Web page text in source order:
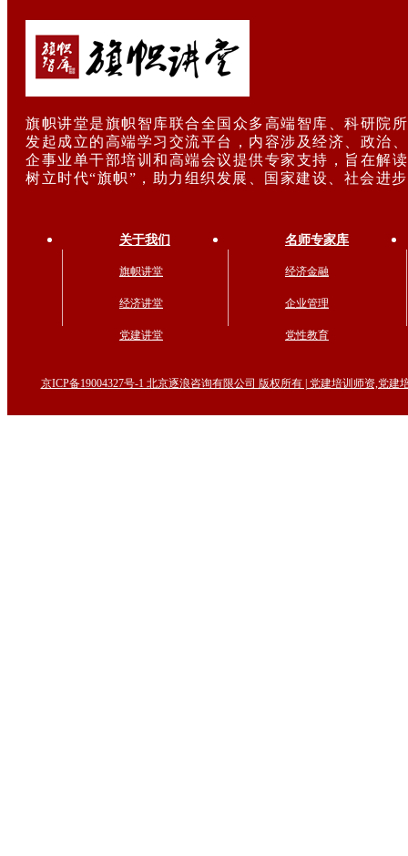
旗帜讲堂是旗帜智库联合全国众多高端智库、科研院
发起成立的高端学习交流平台，内容涉及经济、政治
企事业单干部培训和高端会议提供专家支持，旨在解
树立时代“旗帜”，助力组织发展、国家建设、社会进
关于我们
旗帜讲堂
经济讲堂
党建讲堂
名师专家库
经济金融
企业管理
党性教育
京ICP备19004327号-1 北京逐浪咨询有限公司 版权所有 | 党建培训师资,党